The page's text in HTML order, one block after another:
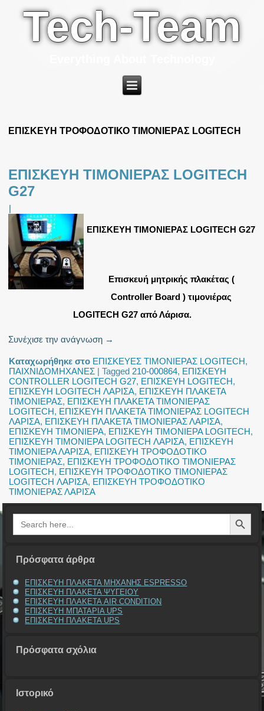
Tech-Team
ΕΠΙΣΚΕΥΗ ΤΡΟΦΟΔΟΤΙΚΟ ΤΙΜΟΝΙΕΡΑΣ LOGITECH
ΕΠΙΣΚΕΥΗ ΤΙΜΟΝΙΕΡΑΣ LOGITECH
G27
|
ΕΠΙΣΚΕΥΗ ΤΙΜΟΝΙΕΡΑΣ LOGITECH G27
Eπισκευή μητρικής πλακέτας (
Controller Board ) τιμονιέρας
LOGITECH G27 από Λάρισα.
Συνέχισε την ανάγνωση →
Καταχωρήθηκε στο ΕΠΙΣΚΕΥΕΣ ΤΙΜΟΝΙΕΡΑΣ LOGITECH,
ΠΑΙΧΝΙΔΟΜΗΧΑΝΕΣ |Tagged 210-000864, ΕΠΙΣΚΕΥΗ
CONTROLLER LOGITECH G27, ΕΠΙΣΚΕΥΗ LOGITECH,
ΕΠΙΣΚΕΥΗ LOGITECH ΛΑΡΙΣΑ, ΕΠΙΣΚΕΥΗ ΠΛΑΚΕΤΑ
ΤΙΜΟΝΙΕΡΑΣ, ΕΠΙΣΚΕΥΗ ΠΛΑΚΕΤΑ ΤΙΜΟΝΙΕΡΑΣ
LOGITECH, ΕΠΙΣΚΕΥΗ ΠΛΑΚΕΤΑ ΤΙΜΟΝΙΕΡΑΣ LOGITECH
ΛΑΡΙΣΑ, ΕΠΙΣΚΕΥΗ ΠΛΑΚΕΤΑ ΤΙΜΟΝΙΕΡΑΣ ΛΑΡΙΣΑ,
ΕΠΙΣΚΕΥΗ ΤΙΜΟΝΙΕΡΑ, ΕΠΙΣΚΕΥΗ ΤΙΜΟΝΙΕΡΑ LOGITECH,
ΕΠΙΣΚΕΥΗ ΤΙΜΟΝΙΕΡΑ LOGITECH ΛΑΡΙΣΑ, ΕΠΙΣΚΕΥΗ
ΤΙΜΟΝΙΕΡΑ ΛΑΡΙΣΑ, ΕΠΙΣΚΕΥΗ ΤΡΟΦΟΔΟΤΙΚΟ
ΤΙΜΟΝΙΕΡΑΣ, ΕΠΙΣΚΕΥΗ ΤΡΟΦΟΔΟΤΙΚΟ ΤΙΜΟΝΙΕΡΑΣ
LOGITECH, ΕΠΙΣΚΕΥΗ ΤΡΟΦΟΔΟΤΙΚΟ ΤΙΜΟΝΙΕΡΑΣ
LOGITECH ΛΑΡΙΣΑ, ΕΠΙΣΚΕΥΗ ΤΡΟΦΟΔΟΤΙΚΟ
ΤΙΜΟΝΙΕΡΑΣ ΛΑΡΙΣΑ
Search
for:
Search Button
Πρόσφατα άρθρα
ΕΠΙΣΚΕΥΗ ΠΛΑΚΕΤΑ ΜΗΧΑΝΗΣ ESPRESSO
ΕΠΙΣΚΕΥΗ ΠΛΑΚΕΤΑ ΨΥΓΕΙΟΥ
ΕΠΙΣΚΕΥΗ ΠΛΑΚΕΤΑ AIR CONDITION
ΕΠΙΣΚΕΥΗ ΜΠΑΤΑΡΙΑ UPS
ΕΠΙΣΚΕΥΗ ΠΛΑΚΕΤΑ UPS
Πρόσφατα σχόλια
Ιστορικό